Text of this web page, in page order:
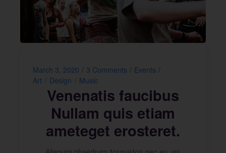
March 3, 2020 3 Comments
Events
Art
Design Music
Venenatis faucibus
Nullam quis etiam
ameteget erosteret.